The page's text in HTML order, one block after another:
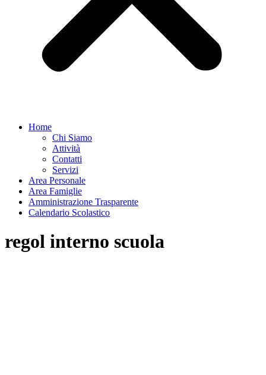
Home
Chi Siamo
Attività
Contatti
Servizi
Area Personale
Area Famiglie
Amministrazione Trasparente
Calendario Scolastico
regol interno scuola